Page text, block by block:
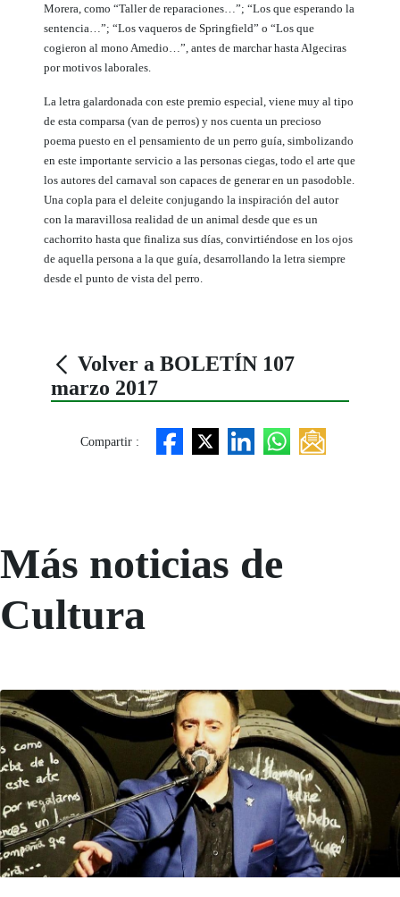
Morera, como “Taller de reparaciones…”; “Los que esperando la
sentencia…”; “Los vaqueros de Springfield” o “Los que
cogieron al mono Amedio…”, antes de marchar hasta Algeciras
por motivos laborales.
La letra galardonada con este premio especial, viene muy al tipo
de esta comparsa (van de perros) y nos cuenta un precioso
poema puesto en el pensamiento de un perro guía, simbolizando
en este importante servicio a las personas ciegas, todo el arte que
los autores del carnaval son capaces de generar en un pasodoble.
Una copla para el deleite conjugando la inspiración del autor
con la maravillosa realidad de un animal desde que es un
cachorrito hasta que finaliza sus días, convirtiéndose en los ojos
de aquella persona a la que guía, desarrollando la letra siempre
desde el punto de vista del perro.
Volver a BOLETÍN 107
marzo 2017
Compartir :
Más noticias de
Cultura